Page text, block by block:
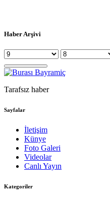
Haber Arşivi
Tarafsız haber
Sayfalar
İletişim
Künye
Foto Galeri
Videolar
Canlı Yayın
Kategoriler